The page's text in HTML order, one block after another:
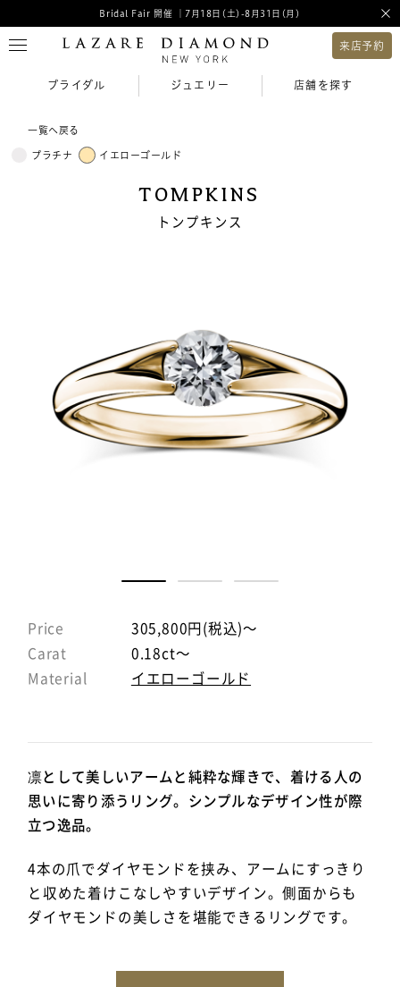
Bridal Fair 開催 ｜7月18日(土)-8月31日(月)
来店予約
ブライダル ジュエリー 店舗を探す
一覧へ戻る
プラチナ イエローゴールド
TOMPKINS
トンプキンス
Price
305,800円(税込)～
Carat
0.18ct～
Material
イエローゴールド
凛として美しいアームと純粋な輝きで、着ける人の
思いに寄り添うリング。シンプルなデザイン性が際
立つ逸品。
4本の爪でダイヤモンドを挟み、アームにすっきり
と収めた着けこなしやすいデザイン。側面からも
ダイヤモンドの美しさを堪能できるリングです。